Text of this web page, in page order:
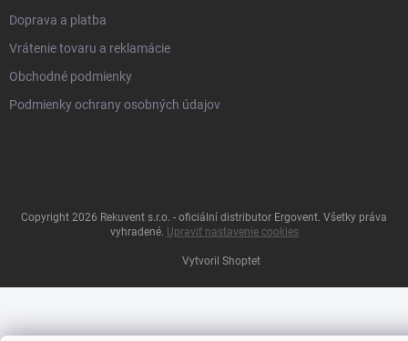
Doprava a platba
Vrátenie tovaru a reklamácie
Obchodné podmienky
Podmienky ochrany osobných údajov
Vytvoril Shoptet
Copyright 2026 Rekuvent s.r.o. - oficiální distributor Ergovent. Všetky práva
vyhradené. Upraviť nastavenie cookies